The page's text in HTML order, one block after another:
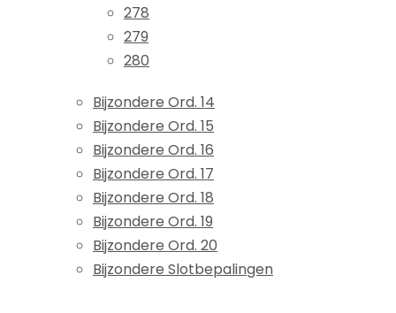
278
279
280
Bijzondere Ord. 14
Bijzondere Ord. 15
Bijzondere Ord. 16
Bijzondere Ord. 17
Bijzondere Ord. 18
Bijzondere Ord. 19
Bijzondere Ord. 20
Bijzondere Slotbepalingen